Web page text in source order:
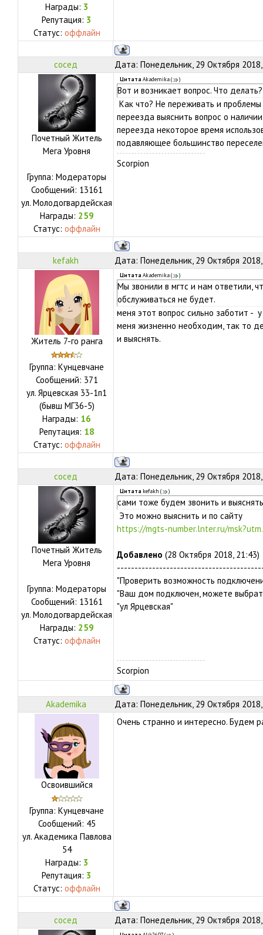
Награды: 3
Репутация: 3
Статус: оффлайн
сосед Дата: Понедельник, 29 Октября
Почетный Житель
Мега Уровня
Группа: Модераторы
Сообщений: 13161
ул. Молодогвардейская
Награды: 259
Статус: оффлайн
Цитата Akademika( )
Вот и возникает вопрос. Что делать?
Как что? Не переживать и
переезда выяснить вопрос о
переезда некоторое время
подавляющее большинство
Scorpion
kefakh Дата: Понедельник, 29 Октября
Житель 7-го ранга
Группа: Кунцевчане
Сообщений: 371
ул. Ярцевская 33-1п1
(бывш МГ36-5)
Награды: 16
Репутация: 18
Статус: оффлайн
Цитата Akademika( )
Мы звонили в мгтс и нам ответили,
обслуживаться не будет.
меня этот вопрос сильно заботит -
меня жизненно необходим, так то
и выяснять.
сосед Дата: Понедельник, 29 Октября
Почетный Житель
Мега Уровня
Группа: Модераторы
Сообщений: 13161
ул. Молодогвардейская
Награды: 259
Статус: оффлайн
Цитата kefakh ( )
сами тоже будем звонить и
Это можно выяснить и по сайту
https://mgts-number.lnter.ru/
Добавлено (28 Октября 2018, 21:43)
"Проверить возможность
"Ваш дом подключен, можете
"ул Ярцевская"
Scorpion
Akademika Дата: Понедельник, 29 Октября
Освоившийся
Группа: Кунцевчане
Сообщений: 45
ул. Академика Павлова
54
Награды: 3
Репутация: 3
Статус: оффлайн
Очень странно и интересно. Будем
сосед Дата: Понедельник, 29 Октября